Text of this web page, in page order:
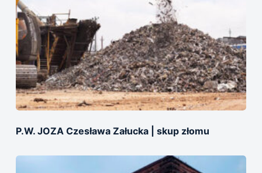
P.W. JOZA Czesława Załucka | skup złomu